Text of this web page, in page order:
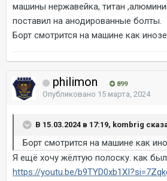
машины нержавейка, титан
поставил на анодированные болты.
Борт смотрится на машине как
philimon 899
Опубликовано 15 марта, 2024
В 15.03.2024 в 17:19, kombrig
Борт смотрится на машине как
Я ещё хочу жёлтую полоску. как
https://youtu.be/